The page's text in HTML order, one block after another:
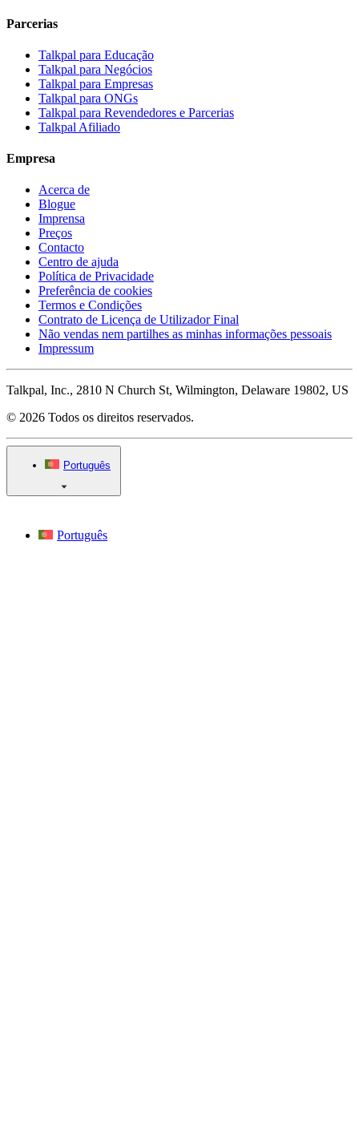
Parcerias
Talkpal para Educação
Talkpal para Negócios
Talkpal para Empresas
Talkpal para ONGs
Talkpal para Revendedores e Parcerias
Talkpal Afiliado
Empresa
Acerca de
Blogue
Imprensa
Preços
Contacto
Centro de ajuda
Política de Privacidade
Preferência de cookies
Termos e Condições
Contrato de Licença de Utilizador Final
Não vendas nem partilhes as minhas informações pessoais
Impressum
Talkpal, Inc., 2810 N Church St, Wilmington, Delaware 19802, US
© 2026 Todos os direitos reservados.
Português
Português